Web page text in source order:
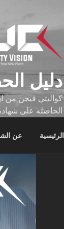
دليل
كواليتي فيجن من
الحاصله على
الرئيسية عن